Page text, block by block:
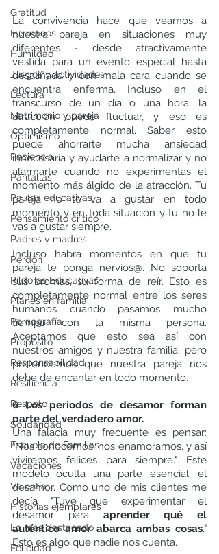
Gratitud
Hermanos
Humildad
Juegos y actividades
Lectura
Matrimonio y pareja
Optimismo
Paciencia
Pantallas
Pautas educativas
Pensamiento crítico
Padres y madres
Perdón
Píldoras Educativas
Planes en familia
Pornografía
Propósito
Responsabilidad
Resiliencia
Respeto
Solidaridad
Escuela de Familias
Vacaciones
Valentía
Historias ejemplares
Lo más destacado
Felicidad
La convivencia hace que veamos a
nuestra pareja en situaciones muy
diferentes - desde atractivamente
vestida para un evento especial hasta
desaliñada y con mala cara cuando se
encuentra enferma. Incluso en el
transcurso de un día o una hora, la
atracción puede fluctuar, y eso es
completamente normal. Saber esto
puede ahorrarte mucha ansiedad
innecesaria y ayudarte a normalizar y no
alarmarte cuando no experimentas el
momento más álgido de la atracción. Tu
pareja no te va a gustar en todo
momento y en toda situación y tú no le
vas a gustar siempre.
Incluso habrá momentos en que tu
pareja te ponga nervios@. No soporta
sus bromas, su forma de reír. Esto es
completamente normal entre los seres
humanos cuando pasamos mucho
tiempo con la misma persona.
Aceptamos que esto sea así con
nuestros amigos y nuestra familia, pero
pretendemos que nuestra pareja nos
debe de encantar en todo momento.
6 Los periodos de desamor forman
parte del verdadero amor.
Una falacia muy frecuente es pensar:
"Nos conocemos, nos enamoramos, y así
viviremos felices para siempre." Este
modelo oculta una parte esencial: el
desamor. Como uno de mis clientes me
decía "Tuve que experimentar el
desamor para aprender qué el
auténtico amor abarca ambas cosas."
Esto es algo que nadie nos cuenta.